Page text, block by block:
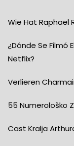
Wie Hat Raphael
¿Dónde Se Filmó
Netflix?
Verlieren
55 Numerološko
Cast Kralja